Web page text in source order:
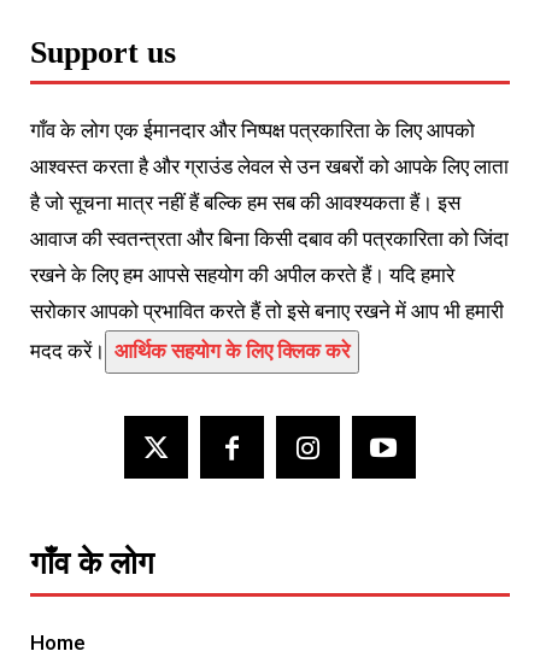
Support us
गाँव के लोग एक ईमानदार और निष्पक्ष पत्रकारिता के लिए आपको
आश्वस्त करता है और ग्राउंड लेवल से उन खबरों को आपके लिए लाता
है जो सूचना मात्र नहीं हैं बल्कि हम सब की आवश्यकता हैं। इस
आवाज की स्वतन्त्रता और बिना किसी दबाव की पत्रकारिता को जिंदा
रखने के लिए हम आपसे सहयोग की अपील करते हैं। यदि हमारे
सरोकार आपको प्रभावित करते हैं तो इसे बनाए रखने में आप भी हमारी
मदद करें। आर्थिक सहयोग के लिए क्लिक करे
गाँव के लोग
Home